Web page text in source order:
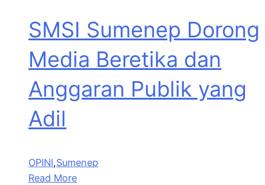
SMSI Sumenep Dorong
Media Beretika dan
Anggaran Publik yang
Adil
OPINI,Sumenep
Read More